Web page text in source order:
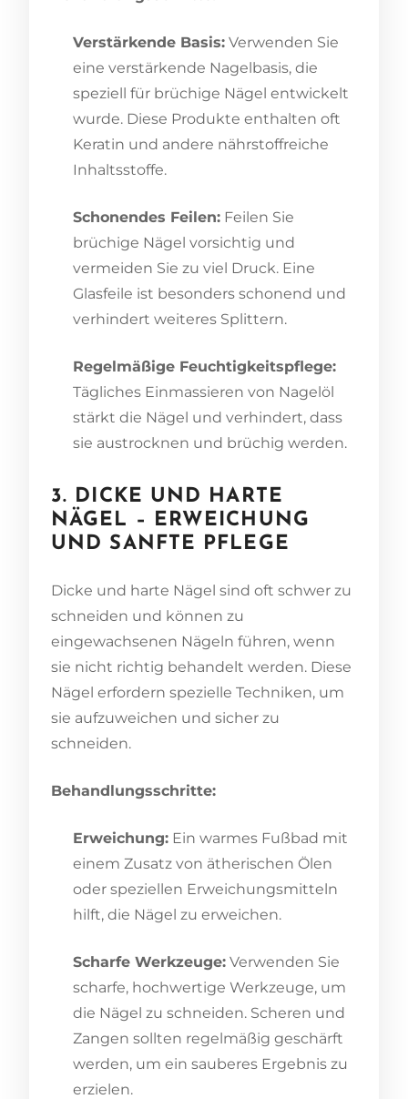
Verstärkende Basis: Verwenden Sie
eine verstärkende Nagelbasis, die
speziell für brüchige Nägel entwickelt
wurde. Diese Produkte enthalten oft
Keratin und andere nährstoffreiche
Inhaltsstoffe.
Schonendes Feilen: Feilen Sie
brüchige Nägel vorsichtig und
vermeiden Sie zu viel Druck. Eine
Glasfeile ist besonders schonend und
verhindert weiteres Splittern.
Regelmäßige Feuchtigkeitspflege:
Tägliches Einmassieren von Nagelöl
stärkt die Nägel und verhindert, dass
sie austrocknen und brüchig werden.
3. DICKE UND HARTE
NÄGEL – ERWEICHUNG
UND SANFTE PFLEGE
Dicke und harte Nägel sind oft schwer zu
schneiden und können zu
eingewachsenen Nägeln führen, wenn
sie nicht richtig behandelt werden. Diese
Nägel erfordern spezielle Techniken, um
sie aufzuweichen und sicher zu
schneiden.
Behandlungsschritte:
Erweichung: Ein warmes Fußbad mit
einem Zusatz von ätherischen Ölen
oder speziellen Erweichungsmitteln
hilft, die Nägel zu erweichen.
Scharfe Werkzeuge: Verwenden Sie
scharfe, hochwertige Werkzeuge, um
die Nägel zu schneiden. Scheren und
Zangen sollten regelmäßig geschärft
werden, um ein sauberes Ergebnis zu
erzielen.